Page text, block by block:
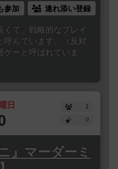
参加 連れ添い登録
くて、戦略的なプレイ
呼んでいます。（反対
ーと呼ばれていま
曜日
1
0
』マーダーミ